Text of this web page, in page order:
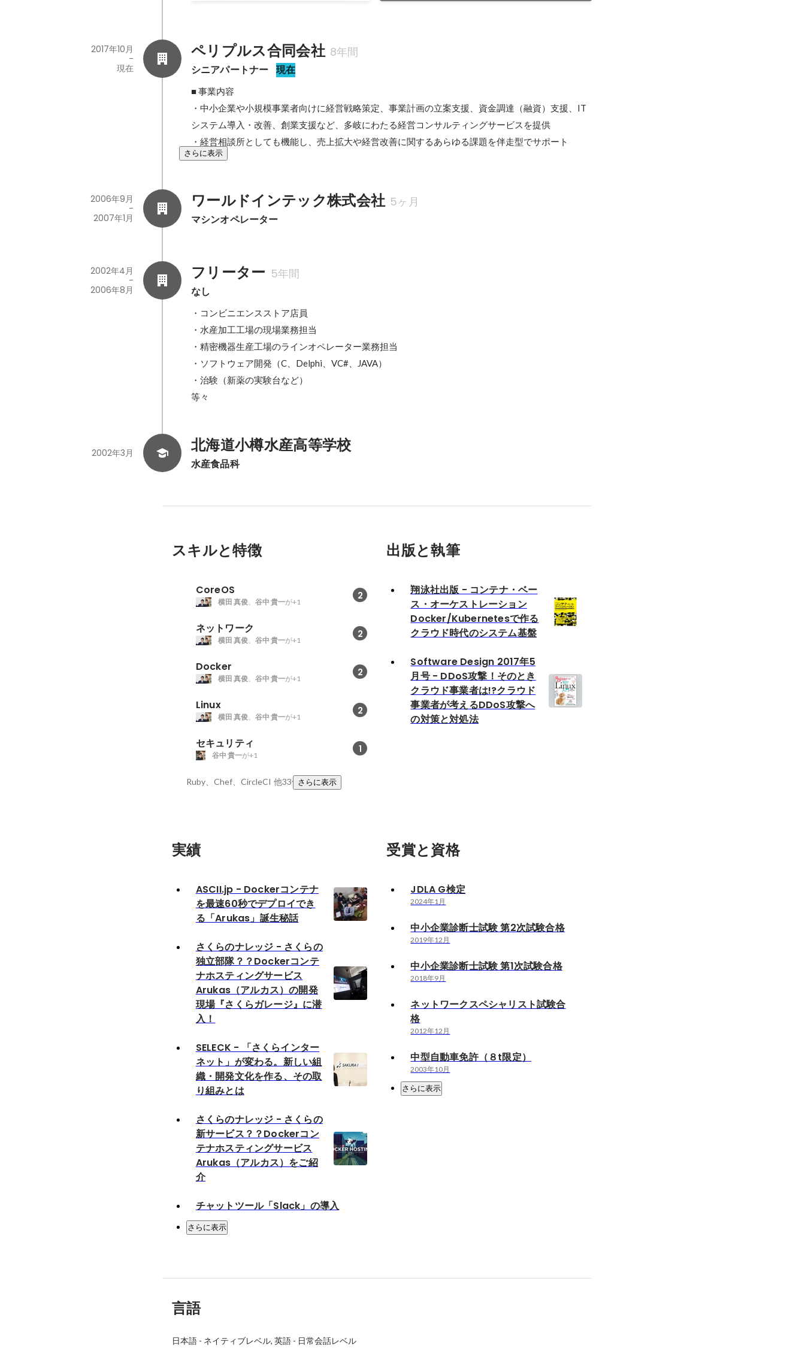
ペリプルス合同会社 8年間
シニアパートナー 現在
2017年10月
-
現在
■ 事業内容
・中小企業や小規模事業者向けに経営戦略策定、事業計画の立案支援、資金調達（融資）支援、IT
システム導入・改善、創業支援など、多岐にわたる経営コンサルティングサービスを提供
・経営相談所としても機能し、売上拡大や経営改善に関するあらゆる課題を伴走型でサポート
さらに表示
ワールドインテック株式会社 5ヶ月
マシンオペレーター
2006年9月
-
2007年1月
フリーター 5年間
なし
2002年4月
-
2006年8月
・コンビニエンスストア店員
・水産加工工場の現場業務担当
・精密機器生産工場のラインオペレーター業務担当
・ソフトウェア開発（C、Delphi、VC#、JAVA）
・治験（新薬の実験台など）
等々
北海道小樽水産高等学校
水産食品科
2002年3月
スキルと特徴
CoreOS 2
横田 真俊、 谷中 貴一が+1
ネットワーク 2
横田 真俊、 谷中 貴一が+1
Docker 2
横田 真俊、 谷中 貴一が+1
Linux 2
横田 真俊、 谷中 貴一が+1
セキュリティ 1
谷中 貴一が+1
Ruby、Chef、CircleCI 他33件さらに表示
出版と執筆
翔泳社出版 - コンテナ・ベー
ス・オーケストレーション
Docker/Kubernetesで作る
クラウド時代のシステム基盤
Software Design 2017年5
月号 - DDoS攻撃！そのとき
クラウド事業者は!?クラウド
事業者が考えるDDoS攻撃へ
の対策と対処法
実績
ASCII.jp - Dockerコンテナ
を最速60秒でデプロイでき
る「Arukas」誕生秘話
さくらのナレッジ - さくらの
独立部隊？？Dockerコンテ
ナホスティングサービス
Arukas（アルカス）の開発
現場『さくらガレージ』に潜
入！
SELECK - 「さくらインター
ネット」が変わる。新しい組
織・開発文化を作る、その取
り組みとは
さくらのナレッジ - さくらの
新サービス？？Dockerコン
テナホスティングサービス
Arukas（アルカス）をご紹
介
チャットツール「Slack」の導入
さらに表示
受賞と資格
JDLA G検定
2024年1月
中小企業診断士試験 第2次試験合格
2019年12月
中小企業診断士試験 第1次試験合格
2018年9月
ネットワークスペシャリスト試験合
格
2012年12月
中型自動車免許（８t限定）
2003年10月
さらに表示
言語
日本語- ネイティブレベル 英語- 日常会話レベル